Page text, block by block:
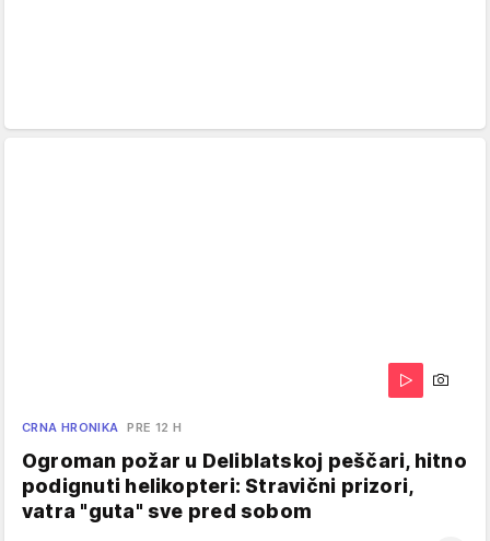
CRNA HRONIKA PRE 12 H
Ogroman požar u Deliblatskoj peščari, hitno
podignuti helikopteri: Stravični prizori,
vatra "guta" sve pred sobom